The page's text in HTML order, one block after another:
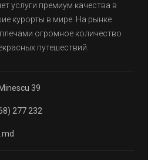
услуги премиум качества в
курорты в мире. На рынке
огромное количество
путешествий.
39
277 232